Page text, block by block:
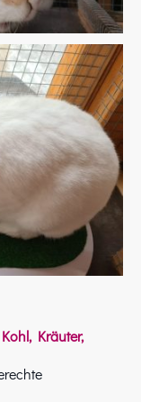
Kräuter,